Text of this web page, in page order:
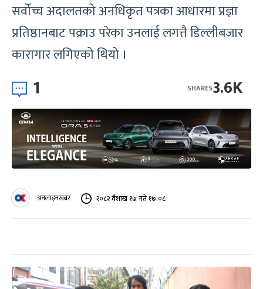
सर्वोच्च अदालतको अनधिकृत पत्रका आधारमा प्रज्ञा
प्रतिष्ठानबाट पक्राउ परेका उनलाई लगत्तै डिल्लीबजार
कारागार लगिएको थियो ।
1 3.6K
SHARES
अनलाइनखबर २०८२ वैशाख १७ गते १७:०८